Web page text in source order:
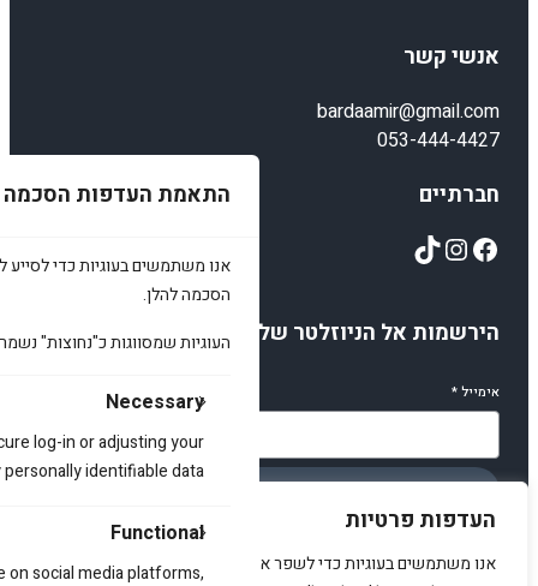
העדפות פרטיות
אנו משתמשים בעוגיות כדי לשפר את האתר, להציג תוכן מותאם ולנתח
התאמת העדפות הסכמה
אנו משתמשים בעוגיות כדי לסייע
הסכמה להלן.
העוגיות שמסווגות כ"נחוצות"
Necessary
log-in or adjusting your
identifiable data.
Functional
social media platforms,
אנשי קשר
bardaamir@gmail.com
053-444-4427
חברתיים
Facebook
Instagram
TikTok
הירשמות אל הניוזלטר שלנו
אימייל*